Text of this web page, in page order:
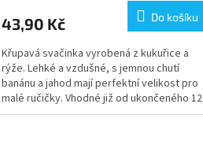
43,90 Kč Do košíku
Křupavá svačinka vyrobená z kukuřice a
rýže. Lehké a vzdušné, s jemnou chutí
banánu a jahod mají perfektní velikost pro
malé ručičky. Vhodné již od ukončeného 12
měsíce.